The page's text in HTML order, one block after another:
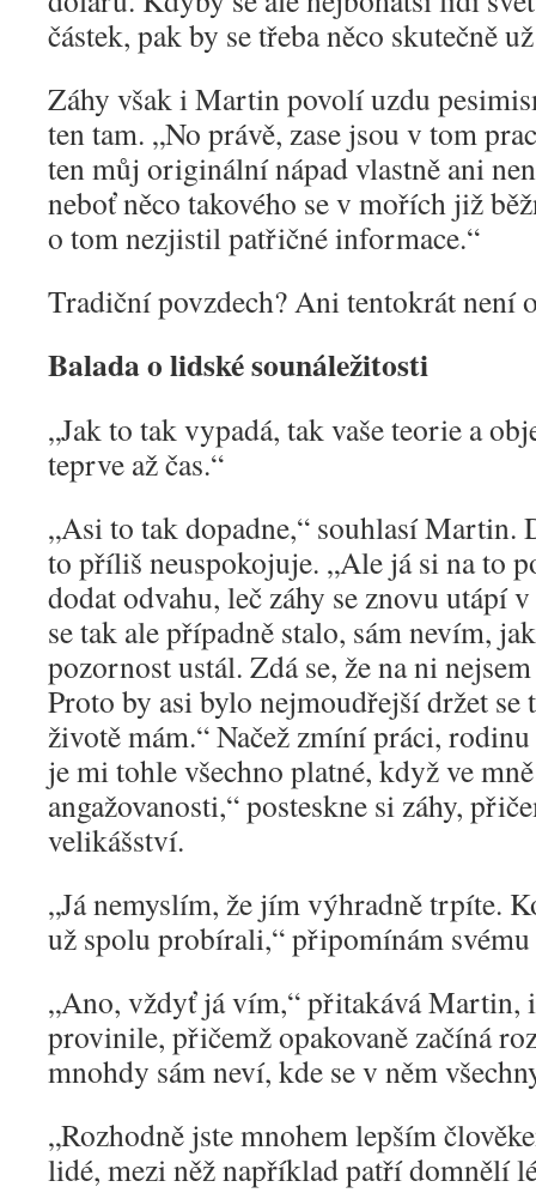
částek, pak by se třeba něco skutečně
Záhy však i Martin povolí uzdu
ten tam. „No právě, zase jsou v tom
ten můj originální nápad vlastně ani
neboť něco takového se v mořích již
o tom nezjistil patřičné informace.“
Tradiční povzdech? Ani tentokrát není
Balada o lidské sounáležitosti
„Jak to tak vypadá, tak vaše teorie a
teprve až čas.“
„Asi to tak dopadne,“ souhlasí Martin.
to příliš neuspokojuje. „Ale já si na to
dodat odvahu, leč záhy se znovu utápí
se tak ale případně stalo, sám nevím,
pozornost ustál. Zdá se, že na ni
Proto by asi bylo nejmoudřejší držet
životě mám.“ Načež zmíní práci,
je mi tohle všechno platné, když ve
angažovanosti,“ posteskne si záhy,
velikášství.
„Já nemyslím, že jím výhradně trpíte.
už spolu probírali,“ připomínám
„Ano, vždyť já vím,“ přitakává Martin,
provinile, přičemž opakovaně začíná
mnohdy sám neví, kde se v něm
„Rozhodně jste mnohem lepším
lidé, mezi něž například patří domnělí